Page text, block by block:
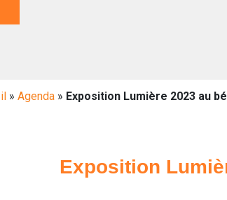
» Agenda » Exposition Lumière 2023 au
Exposition